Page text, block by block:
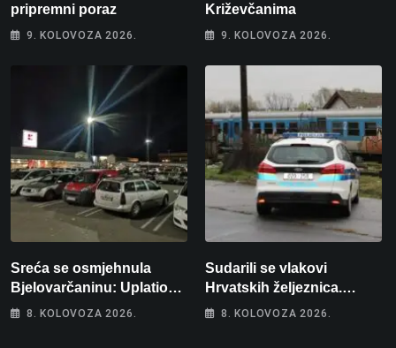
pripremni poraz
9. KOLOVOZA 2026.
Križevčanima
9. KOLOVOZA 2026.
Sreća se osmjehnula
Bjelovarčaninu: Uplatio
samo 4 eura, a osvojio
8. KOLOVOZA 2026.
Sudarili se vlakovi
Hrvatskih željeznica.
Šestero osoba teško
8. KOLOVOZA 2026.